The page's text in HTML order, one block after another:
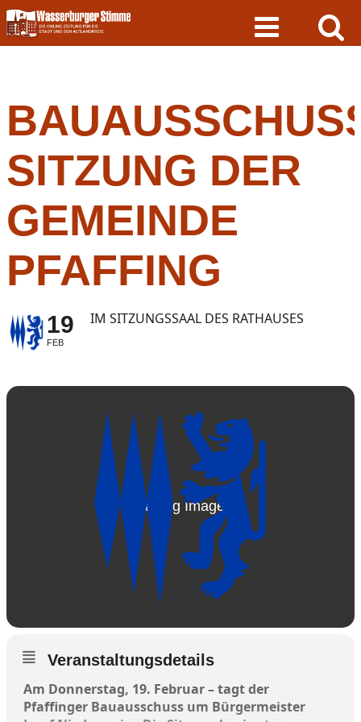
Skip
to
content
SITZUNG DER
GEMEINDE
PFAFFING
19
FEB
IM SITZUNGSSAAL DES RATHAUSES
Veranstaltungsdetails
Am Donnerstag, 19. Februar – tagt der
Pfaffinger Bauausschuss um Bürgermeister